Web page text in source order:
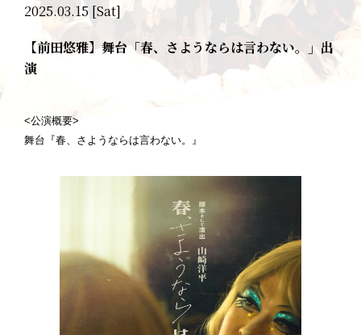
2025.03.15 [Sat]
【前田悠雅】舞台「春、さようならは言わない。」出
演
<公演概要>
舞台『春、さようならは言わない。』